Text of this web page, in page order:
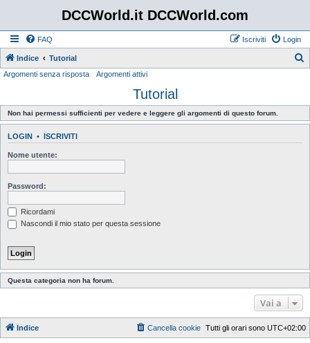
DCCWorld.it DCCWorld.com
FAQ Login
Iscriviti
Indice Tutorial
c
a
Argomenti senza risposta Argomenti attivi
Tutorial
Non hai permessi sufficienti per vedere e leggere gli argomenti di questo forum.
LOGIN • ISCRIVITI
Nome utente:
Password:
Ricordami
Nascondi il mio stato per questa sessione
Questa categoria non ha forum.
Vai a
Indice Tutti gli orari sono UTC+02:00
Cancella cookie